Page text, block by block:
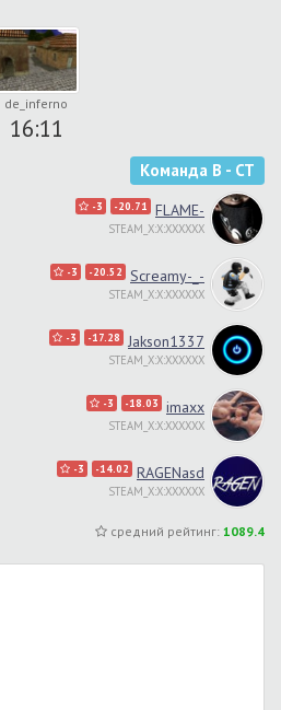
de_inferno
16:11
Команда B - CT
-3 -20.71 FLAME-
STEAM_X:X:XXXXXX
-3 -20.52 Screamy-_-
STEAM_X:X:XXXXXX
-3 -17.28 Jakson1337
STEAM_X:X:XXXXXX
-3 -18.03 imaxx
STEAM_X:X:XXXXXX
-3 -14.02 RAGENasd
STEAM_X:X:XXXXXX
средний рейтинг: 1089.4